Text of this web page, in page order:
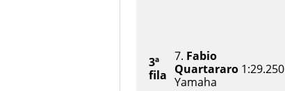
3ª
fila
7. Fabio
Quartararo 1:29.250
Yamaha